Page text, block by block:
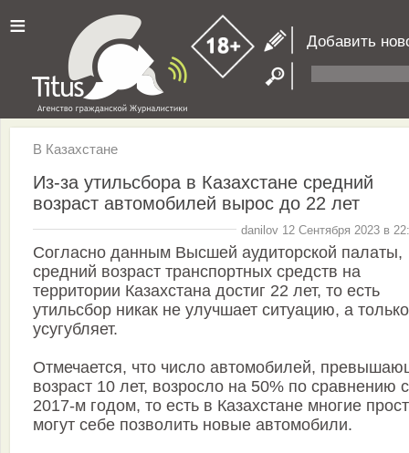
≡ Добавить
В Казахстане
Из-за утильсбора в Казахстане средний
возраст автомобилей вырос до 22 лет
danilov 12 Сентября 2023 в
Согласно данным Высшей аудиторской палаты,
средний возраст транспортных средств на
территории Казахстана достиг 22 лет, то есть
утильсбор никак не улучшает ситуацию, а
усугубляет.
Отмечается, что число автомобилей,
возраст 10 лет, возросло на 50% по сравнению с
2017-м годом, то есть в Казахстане многие
могут себе позволить новые автомобили.